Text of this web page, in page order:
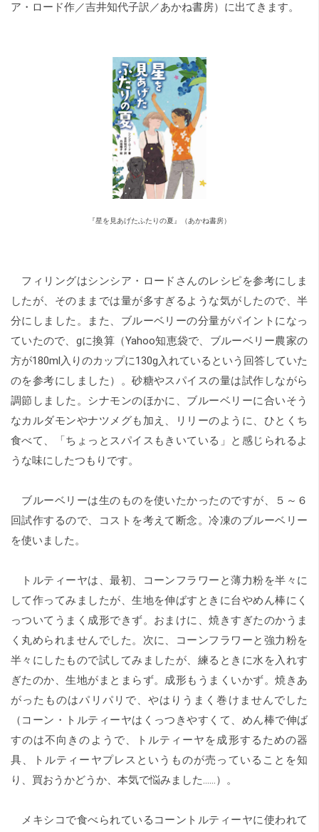
ア・ロード作／吉井知代子訳／あかね書房）に出てきます。
『星を見あげたふたりの夏』（あかね書房）
フィリングはシンシア・ロードさんのレシピを参考にしま
したが、そのままでは量が多すぎるような気がしたので、半
分にしました。また、ブルーベリーの分量がパイントになっ
ていたので、gに換算（Yahoo知恵袋で、ブルーベリー農家の
方が180ml入りのカップに130g入れているという回答していた
のを参考にしました）。砂糖やスパイスの量は試作しながら
調節しました。シナモンのほかに、ブルーベリーに合いそう
なカルダモンやナツメグも加え、リリーのように、ひとくち
食べて、「ちょっとスパイスもきいている」と感じられるよ
うな味にしたつもりです。
ブルーベリーは生のものを使いたかったのですが、５～６
回試作するので、コストを考えて断念。冷凍のブルーベリー
を使いました。
トルティーヤは、最初、コーンフラワーと薄力粉を半々に
して作ってみましたが、生地を伸ばすときに台やめん棒にく
っついてうまく成形できず。おまけに、焼きすぎたのかうま
く丸められませんでした。次に、コーンフラワーと強力粉を
半々にしたもので試してみましたが、練るときに水を入れす
ぎたのか、生地がまとまらず。成形もうまくいかず。焼きあ
がったものはパリパリで、やはりうまく巻けませんでした
（コーン・トルティーヤはくっつきやすくて、めん棒で伸ば
すのは不向きのようで、トルティーヤを成形するための器
具、トルティーヤプレスというものが売っていることを知
り、買おうかどうか、本気で悩みました……）。
メキシコで食べられているコーントルティーヤに使われて